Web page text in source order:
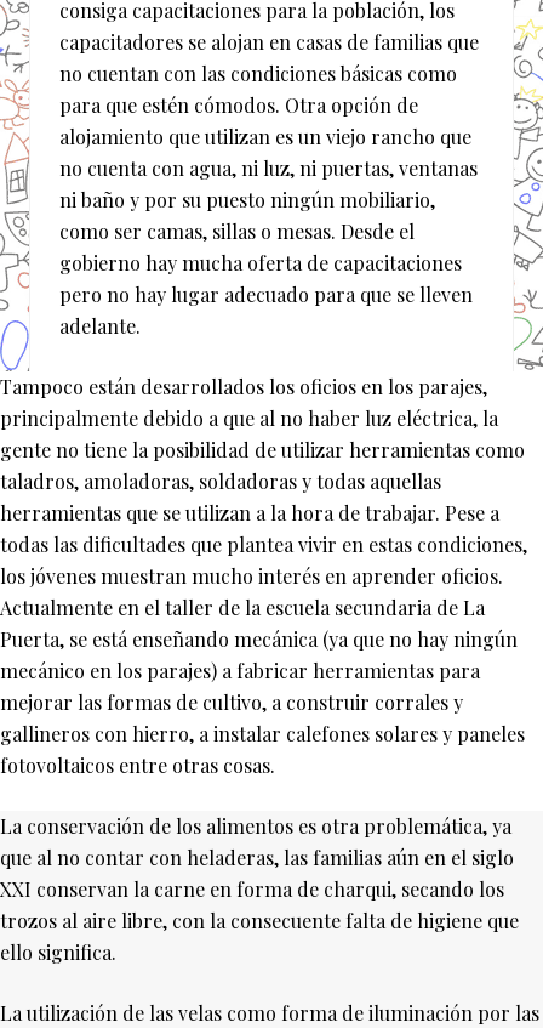
consiga capacitaciones para la población, los
capacitadores se alojan en casas de familias que
no cuentan con las condiciones básicas como
para que estén cómodos. Otra opción de
alojamiento que utilizan es un viejo rancho que
no cuenta con agua, ni luz, ni puertas, ventanas
ni baño y por su puesto ningún mobiliario,
como ser camas, sillas o mesas. Desde el
gobierno hay mucha oferta de capacitaciones
pero no hay lugar adecuado para que se lleven
adelante.
Tampoco están desarrollados los oficios en los parajes,
principalmente debido a que al no haber luz eléctrica, la
gente no tiene la posibilidad de utilizar herramientas como
taladros, amoladoras, soldadoras y todas aquellas
herramientas que se utilizan a la hora de trabajar. Pese a
todas las dificultades que plantea vivir en estas condiciones,
los jóvenes muestran mucho interés en aprender oficios.
Actualmente en el taller de la escuela secundaria de La
Puerta, se está enseñando mecánica (ya que no hay ningún
mecánico en los parajes) a fabricar herramientas para
mejorar las formas de cultivo, a construir corrales y
gallineros con hierro, a instalar calefones solares y paneles
fotovoltaicos entre otras cosas.
La conservación de los alimentos es otra problemática, ya
que al no contar con heladeras, las familias aún en el siglo
XXI conservan la carne en forma de charqui, secando los
trozos al aire libre, con la consecuente falta de higiene que
ello significa.
La utilización de las velas como forma de iluminación por las